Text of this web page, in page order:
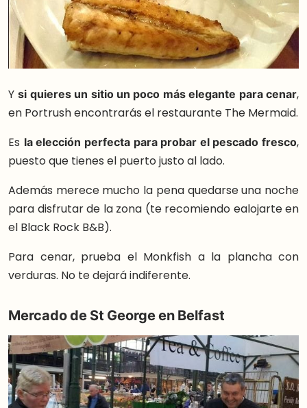
Ysi quieres un sitio un poco más elegante para cenar,
en Portrush encontrarás el restaurante The Mermaid.
Es la elección perfecta para probar el pescado fresco,
puesto que tienes el puerto justo al lado.
Además merece mucho la pena quedarse una noche
para disfrutar de la zona (te recomiendo ealojarte en
el Black Rock B&B).
Para cenar, prueba el Monkfish a la plancha con
verduras. No te dejará indiferente.
Mercado de St George en Belfast